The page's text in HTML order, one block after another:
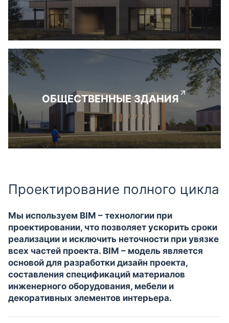
ОБЩЕСТВЕННЫЕ ЗДАНИЯ
Проектирование полного цикла
Мы используем BIM – технологии при
проектировании, что позволяет ускорить сроки
реализации и исключить неточности при увязке
всех частей проекта. BIM – модель является
основой для разработки дизайн проекта,
составления спецификаций материалов
инженерного оборудования, мебели и
декоративных элементов интерьера.